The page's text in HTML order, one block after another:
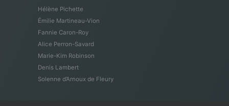
Hélène Pichette
Émilie Martineau-Vion
Fannie Caron-Roy
Alice Perron-Savard
Marie-Kim Robinson
Denis Lambert
Solenne d’Arnoux de Fleury